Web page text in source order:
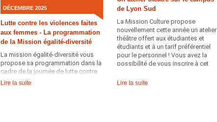
DÉCEMBRE 2025
Lutte contre les violences faites
aux femmes - La programmation
de la Mission égalité-diversité
La mission égalité-diversité vous
propose sa programmation dans la
cadre de la journée de lutte contre
les violences faites aux femmes.
Lire la suite
de Lyon Sud
La Mission Culture propose
nouvellement cette année un atelier
théâtre offert aux étudiantes et
étudiants et à un tarif préférentiel
pour le personnel ! Vous avez la
possibilité de vous inscrire à cet
semaine à la BU de Lyon Sud.
Lire la suite